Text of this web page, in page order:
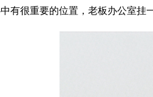
有很重要的位置，老板办公室挂